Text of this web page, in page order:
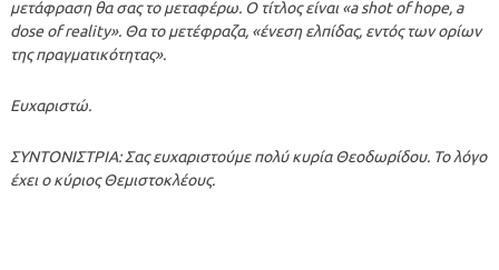
μετάφραση θα σας το μεταφέρω. Ο τίτλος είναι «a shot of hope, a
dose of reality». Θα το μετέφραζα, «ένεση ελπίδας, εντός των ορίων
της πραγματικότητας».
Ευχαριστώ.
ΣΥΝΤΟΝΙΣΤΡΙΑ: Σας ευχαριστούμε πολύ κυρία Θεοδωρίδου. Το λόγο
έχει ο κύριος Θεμιστοκλέους.